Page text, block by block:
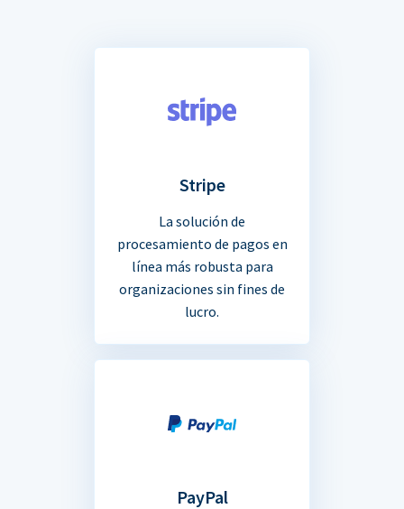
Stripe
La solución de
procesamiento de pagos en
línea más robusta para
organizaciones sin fines de
lucro.
PayPal